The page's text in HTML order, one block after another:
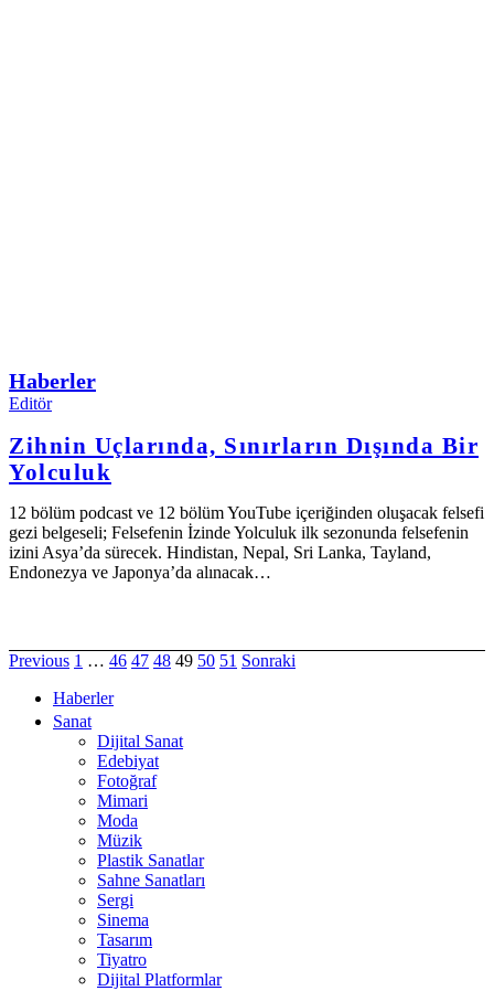
Haberler
Editör
Zihnin Uçlarında, Sınırların Dışında Bir
Yolculuk
12 bölüm podcast ve 12 bölüm YouTube içeriğinden oluşacak felsefi
gezi belgeseli; Felsefenin İzinde Yolculuk ilk sezonunda felsefenin
izini Asya’da sürecek. Hindistan, Nepal, Sri Lanka, Tayland,
Endonezya ve Japonya’da alınacak…
Previous 1 … 46 47 48 49 50 51 Sonraki
Haberler
Sanat
Dijital Sanat
Edebiyat
Fotoğraf
Mimari
Moda
Müzik
Plastik Sanatlar
Sahne Sanatları
Sergi
Sinema
Tasarım
Tiyatro
Dijital Platformlar